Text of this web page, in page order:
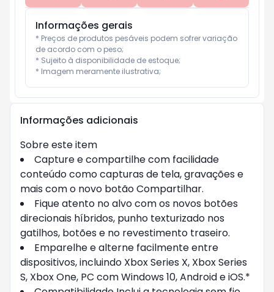
Informações gerais
* Preços de produtos pesáveis podem sofrer variação
de acordo com o peso;
* Sujeito à disponibilidade de estoque;
* Imagem meramente ilustrativa;
Informações adicionais
Sobre este item
Capture e compartilhe com facilidade
conteúdo como capturas de tela, gravações e
mais com o novo botão Compartilhar.
Fique atento no alvo com os novos botões
direcionais híbridos, punho texturizado nos
gatilhos, botões e no revestimento traseiro.
Emparelhe e alterne facilmente entre
dispositivos, incluindo Xbox Series X, Xbox Series
S, Xbox One, PC com Windows 10, Android e iOS.*